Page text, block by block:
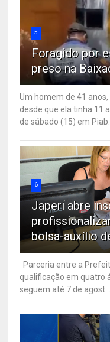
5
Foragido por
preso na
Um homem de 41
desde que ela tinha 11
de sábado (15) em Piab...
6
Japeri abre
bolsa-auxílio
Parceria entre a
qualificação em quatro
seguem até 7 de agost...